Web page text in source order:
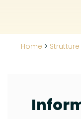
Home >